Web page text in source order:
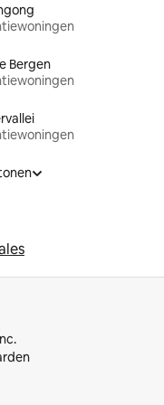
Bergen